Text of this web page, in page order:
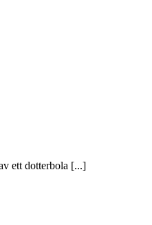
ett dotterbola [...]